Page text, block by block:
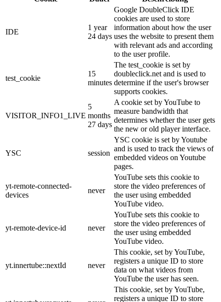
IDE
1 year
24 days
Google DoubleClick IDE
cookies are used to store
information about how the user
uses the website to present them
with relevant ads and according
to the user profile.
test_cookie
15
minutes
The test_cookie is set by
doubleclick.net and is used to
determine if the user's browser
supports cookies.
VISITOR_INFO1_LIVE
5
months
27 days
A cookie set by YouTube to
measure bandwidth that
determines whether the user gets
the new or old player interface.
YSC session
YSC cookie is set by Youtube
and is used to track the views of
embedded videos on Youtube
pages.
yt-remote-connected-
devices
never
YouTube sets this cookie to
store the video preferences of
the user using embedded
YouTube video.
yt-remote-device-id never
YouTube sets this cookie to
store the video preferences of
the user using embedded
YouTube video.
yt.innertube::nextId never
This cookie, set by YouTube,
registers a unique ID to store
data on what videos from
YouTube the user has seen.
This cookie, set by YouTube,
registers a unique ID to store